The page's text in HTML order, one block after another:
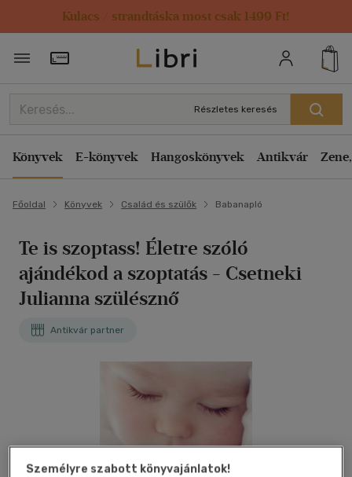
Kulacs / strandtáska most csak 1499 Ft!
Törzsvásárlói Kártya adatai
Részletes keresés
Könyvek E-könyvek Hangoskönyvek Antikvár
Főoldal Könyvek Család és szülők Babanapló
Te is szoptass! Életre szóló
ajándékod a szoptatás - Csetneki
Julianna szülésznő
Antikvár partner
Személyre szabott könyvajánlatok!